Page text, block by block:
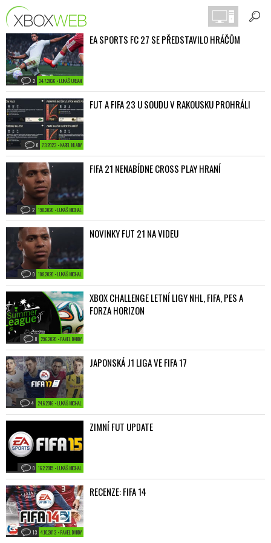
24.7.2026 • LUKÁŠ URBAN
2
EA SPORTS FC 27 SE PŘEDSTAVILO HRÁČŮM
7.3.2023 • KAREL MLADY
0
FUT A FIFA 23 U SOUDU V RAKOUSKU PROHRÁLI
19.8.2020 • LUKÁŠ MICHAL
2
FIFA 21 NENABÍDNE CROSS PLAY HRANÍ
10.8.2020 • LUKÁŠ MICHAL
0
NOVINKY FUT 21 NA VIDEU
29.6.2020 • PAVEL DANDY
8
XBOX CHALLENGE LETNÍ LIGY NHL, FIFA, PES A
FORZA HORIZON
24.6.2016 • LUKÁŠ MICHAL
4
JAPONSKÁ J1 LIGA VE FIFA 17
16.2.2015 • LUKÁŠ MICHAL
0
ZIMNÍ FUT UPDATE
4.10.2013 • PAVEL DANDY
13
RECENZE: FIFA 14